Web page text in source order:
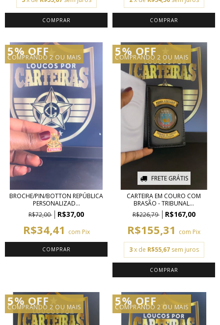
5% OFF
COMPRANDO 2 OU MAIS
BROCHE/PIN/BOTTON REPÚBLICA
PERSONALIZAD...
R$72,00
R$37,00
R$34,41 com Pix
5% OFF
COMPRANDO 2 OU MAIS
FRETE GRÁTIS
CARTEIRA EM COURO COM
BRASÃO - TRIBUNAL...
R$226,79
R$167,00
R$155,31 com Pix
3 x de R$55,67 sem juros
5% OFF
COMPRANDO 2 OU MAIS 5% OFF
COMPRANDO 2 OU MAIS